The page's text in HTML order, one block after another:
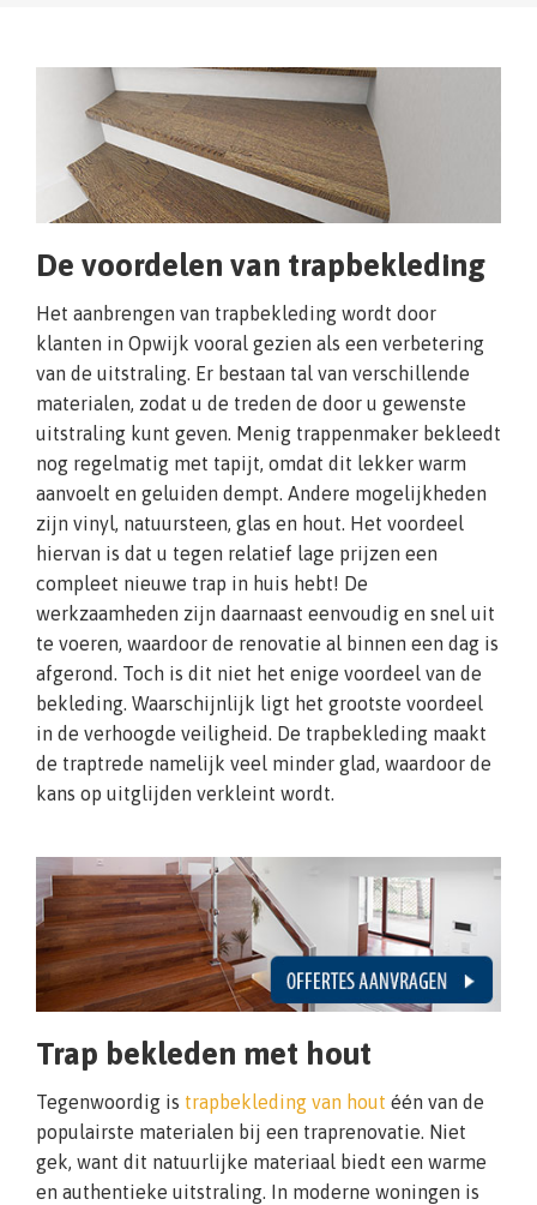
De voordelen van trapbekleding
Het aanbrengen van trapbekleding wordt door
klanten in Opwijk vooral gezien als een verbetering
van de uitstraling. Er bestaan tal van verschillende
materialen, zodat u de treden de door u gewenste
uitstraling kunt geven. Menig trappenmaker bekleedt
nog regelmatig met tapijt, omdat dit lekker warm
aanvoelt en geluiden dempt. Andere mogelijkheden
zijn vinyl, natuursteen, glas en hout. Het voordeel
hiervan is dat u tegen relatief lage prijzen een
compleet nieuwe trap in huis hebt! De
werkzaamheden zijn daarnaast eenvoudig en snel uit
te voeren, waardoor de renovatie al binnen een dag is
afgerond. Toch is dit niet het enige voordeel van de
bekleding. Waarschijnlijk ligt het grootste voordeel
in de verhoogde veiligheid. De trapbekleding maakt
de traptrede namelijk veel minder glad, waardoor de
kans op uitglijden verkleint wordt.
Trap bekleden met hout
Tegenwoordig is trapbekleding van hout één van de
populairste materialen bij een traprenovatie. Niet
gek, want dit natuurlijke materiaal biedt een warme
en authentieke uitstraling. In moderne woningen is